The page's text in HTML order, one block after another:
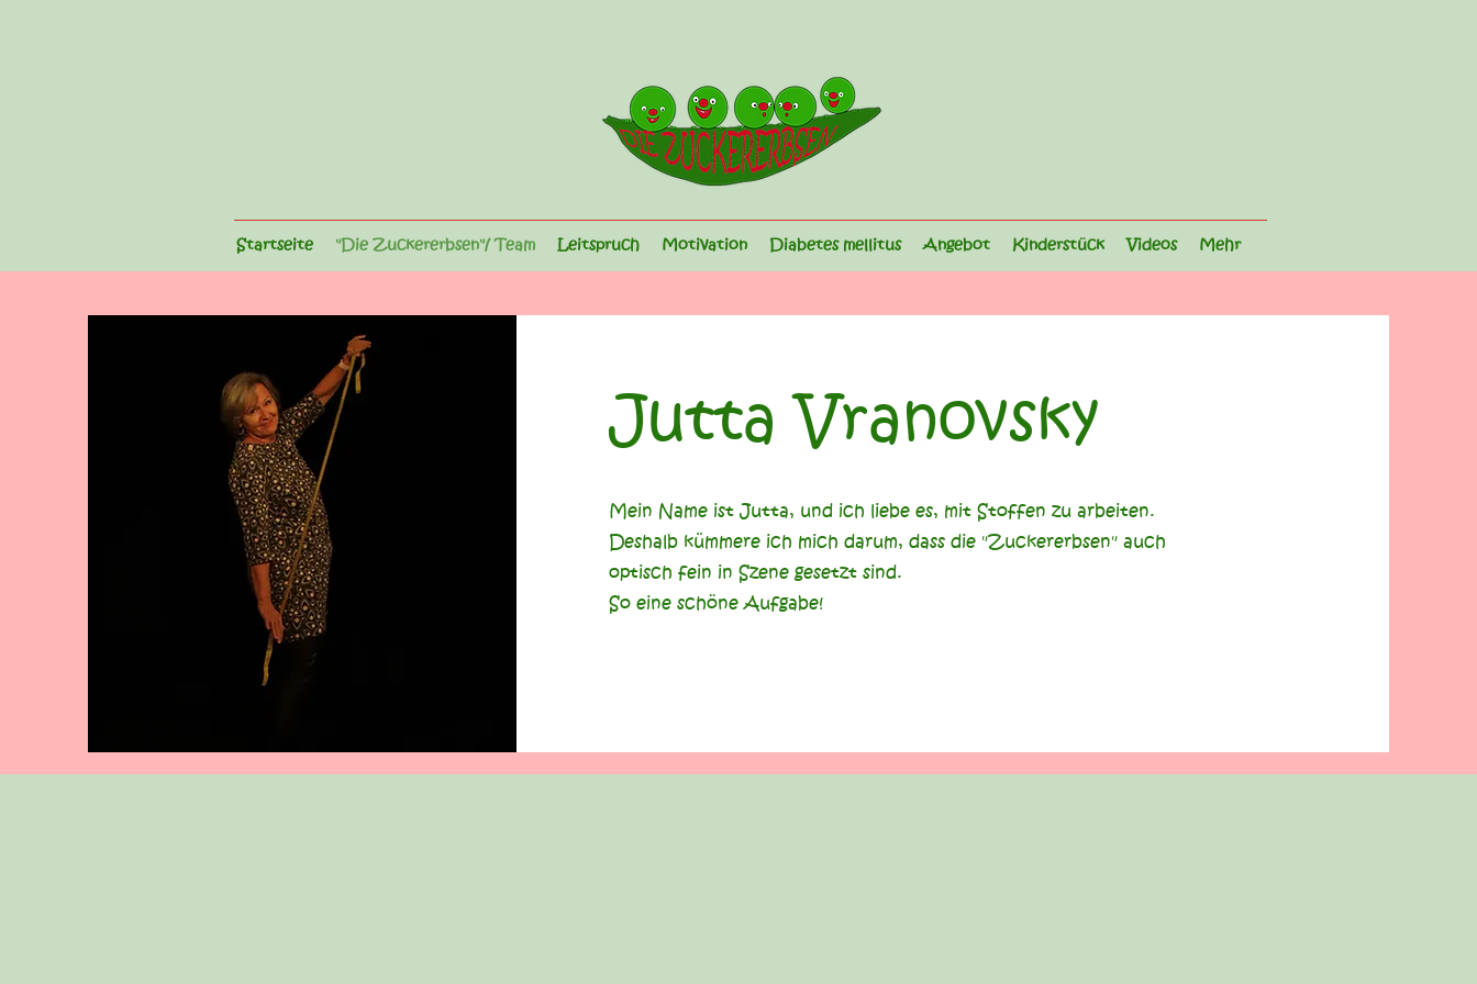
Startseite "Die Zuckererbsen"/ Team Leitspruch Motivation Diabetes mellitus Angebot Kinderstück Videos Mehr
Jutta Vranovsky
Mein Name ist Jutta, und ich liebe es, mit Stoffen zu arbeiten.
Deshalb kümmere ich mich darum, dass die "Zuckererbsen" auch
optisch fein in Szene gesetzt sind.
So eine schöne Aufgabe!